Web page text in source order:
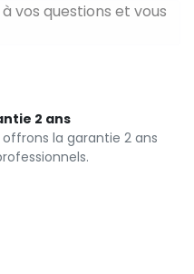
vos questions et vous
2 ans
offrons la garantie 2 ans